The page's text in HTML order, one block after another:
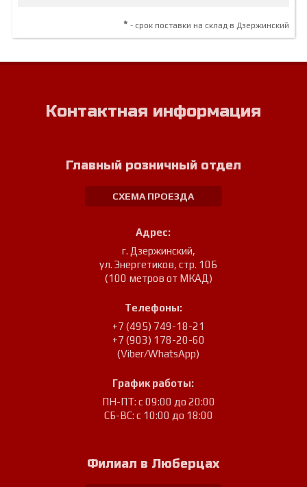
* - срок поставки на склад в Дзержинский
Контактная информация
Главный розничный отдел
СХЕМА ПРОЕЗДА
Адрес:
г. Дзержинский,
ул. Энергетиков, стр. 10Б
(100 метров от МКАД)
Телефоны:
+7 (495) 749-18-21
+7 (903) 178-20-60
(Viber/WhatsApp)
График работы:
ПН-ПТ: с 09:00 до 20:00
СБ-ВС: с 10:00 до 18:00
Филиал в Люберцах